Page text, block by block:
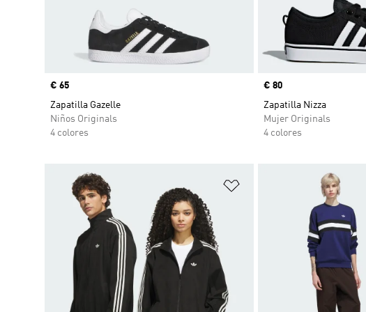
Precio
€ 65
Zapatilla Gazelle
Niños Originals
4 colores
Precio
€ 80
Zapatilla Nizza
Mujer Originals
4 colores
Añadir a la lista de deseos